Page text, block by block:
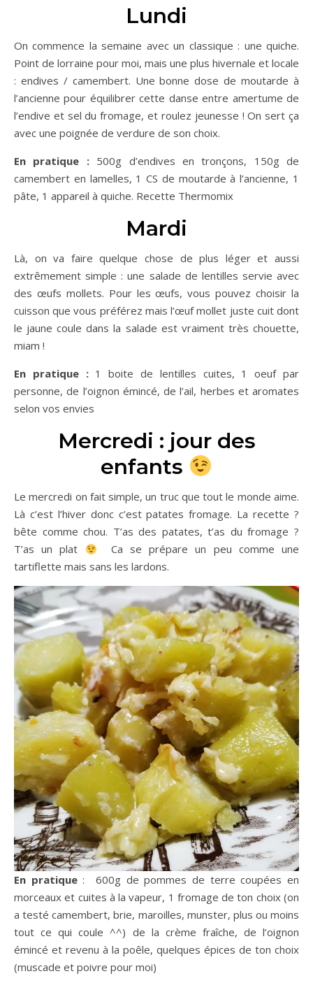
Lundi
On commence la semaine avec un classique : une quiche.
Point de lorraine pour moi, mais une plus hivernale et locale
: endives / camembert. Une bonne dose de moutarde à
l’ancienne pour équilibrer cette danse entre amertume de
l’endive et sel du fromage, et roulez jeunesse ! On sert ça
avec une poignée de verdure de son choix.
En pratique :500g d’endives en tronçons, 150g de
camembert en lamelles, 1 CS de moutarde à l’ancienne, 1
pâte, 1 appareil à quiche. Recette Thermomix
Mardi
Là, on va faire quelque chose de plus léger et aussi
extrêmement simple : une salade de lentilles servie avec
des œufs mollets. Pour les œufs, vous pouvez choisir la
cuisson que vous préférez mais l’œuf mollet juste cuit dont
le jaune coule dans la salade est vraiment très chouette,
miam !
En pratique :1 boite de lentilles cuites, 1 oeuf par
personne, de l’oignon émincé, de l’ail, herbes et aromates
selon vos envies
Mercredi : jour des
enfants
Le mercredi on fait simple, un truc que tout le monde aime.
Là c’est l’hiver donc c’est patates fromage. La recette ?
bête comme chou. T’as des patates, t’as du fromage ?
T’as un plat
Ca se prépare un peu comme une
tartiflette mais sans les lardons.
En pratique: 600g de pommes de terre coupées en
morceaux et cuites à la vapeur, 1 fromage de ton choix (on
a testé camembert, brie, maroilles, munster, plus ou moins
tout ce qui coule ^^) de la crème fraîche, de l’oignon
émincé et revenu à la poêle, quelques épices de ton choix
(muscade et poivre pour moi)